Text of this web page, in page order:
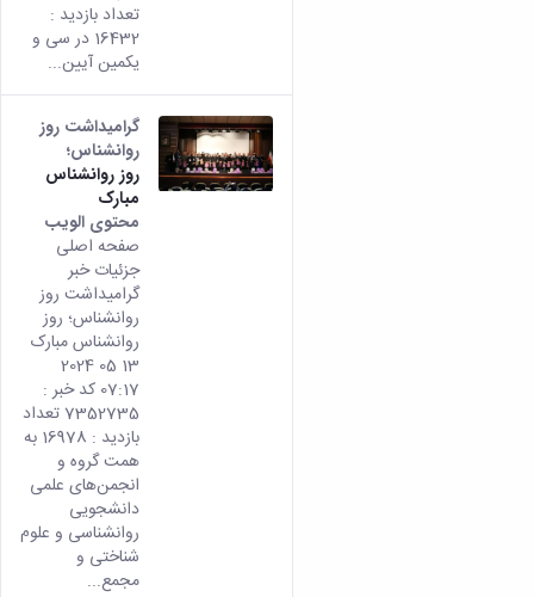
تعداد بازدید :
16432 در سی و
یکمین آیین...
گرامیداشت روز
روانشناس؛
روز روانشناس
مبارک
محتوى الويب
من
صفحه اصلی
جزئیات خبر
گرامیداشت روز
روانشناس؛ روز
روانشناس مبارک
13 05 2024
07:17 کد خبر :
7352735 تعداد
بازدید : 16978 به
همت گروه و
انجمن‌های علمی
دانشجویی
روانشناسی و علوم
شناختی و
مجمع...